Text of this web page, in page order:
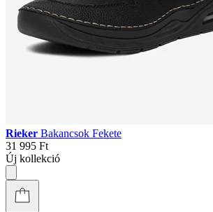
Rieker Bakancsok Fekete
31 995 Ft
Új kollekció